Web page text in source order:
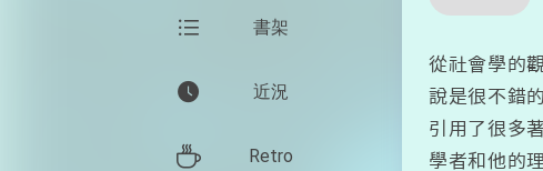
書架
近況
Retro
從社會學的
說是很不錯
引用了很多
學者和他的